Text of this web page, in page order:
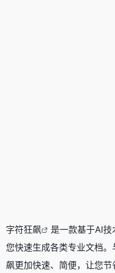
字符狂飙
是一款基于AI
您快速生成各类专业文档
飙更加快速、简便，让您